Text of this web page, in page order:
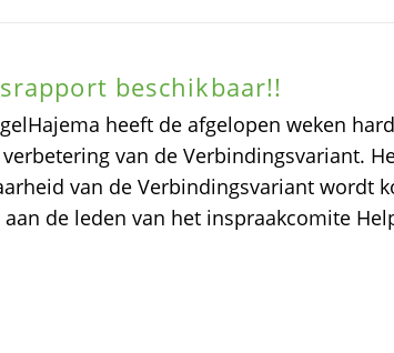
beschikbaar!!
heeft de afgelopen weken
van de Verbindingsvariant.
van de Verbindingsvariant wordt
de leden van het inspraakcomite